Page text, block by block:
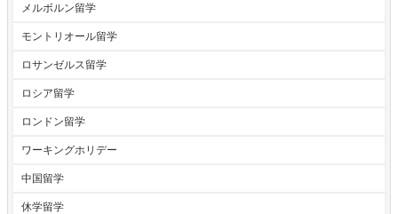
メルボルン留学
モントリオール留学
ロサンゼルス留学
ロシア留学
ロンドン留学
ワーキングホリデー
中国留学
休学留学